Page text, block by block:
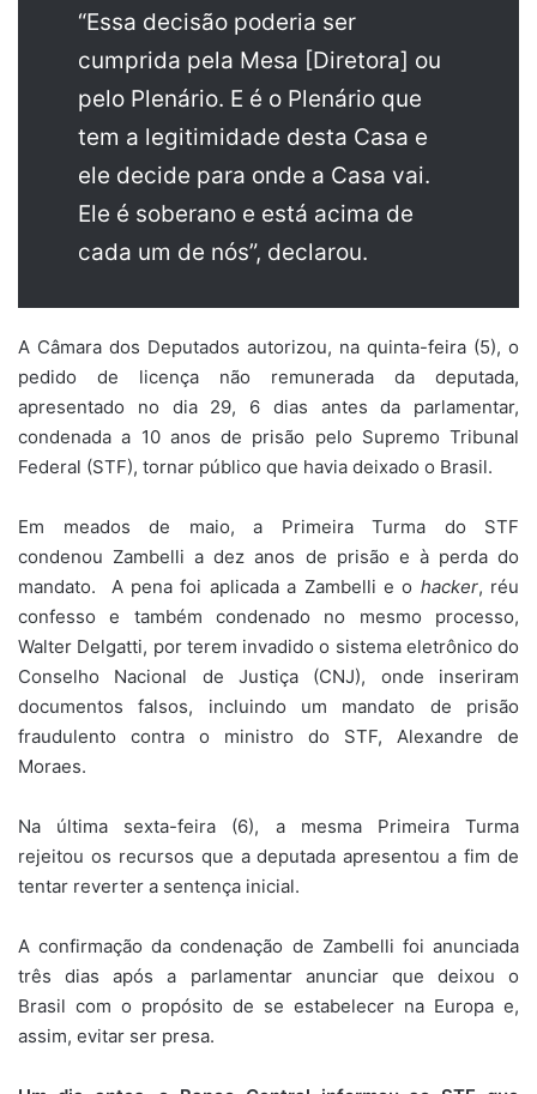
“Essa decisão poderia ser
cumprida pela Mesa [Diretora] ou
pelo Plenário. E é o Plenário que
tem a legitimidade desta Casa e
ele decide para onde a Casa vai.
Ele é soberano e está acima de
cada um de nós”, declarou.
A Câmara dos Deputados autorizou, na quinta-feira (5), o
pedido de licença não remunerada da deputada,
apresentado no dia 29, 6 dias antes da parlamentar,
condenada a 10 anos de prisão pelo Supremo Tribunal
Federal (STF), tornar público que havia deixado o Brasil.
Em meados de maio, a Primeira Turma do STF
condenou Zambelli a dez anos de prisão e à perda do
mandato. A pena foi aplicada a Zambelli e o hacker, réu
confesso e também condenado no mesmo processo,
Walter Delgatti, por terem invadido o sistema eletrônico do
Conselho Nacional de Justiça (CNJ), onde inseriram
documentos falsos, incluindo um mandato de prisão
fraudulento contra o ministro do STF, Alexandre de
Moraes.
Na última sexta-feira (6), a mesma Primeira Turma
rejeitou os recursos que a deputada apresentou a fim de
tentar reverter a sentença inicial.
A confirmação da condenação de Zambelli foi anunciada
três dias após a parlamentar anunciar que deixou o
Brasil com o propósito de se estabelecer na Europa e,
assim, evitar ser presa.